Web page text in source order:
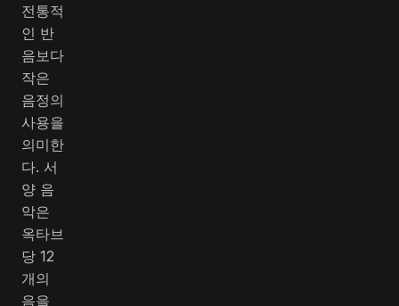
전통적
인 반
음보다
작은
음정의
사용을
의미한
다. 서
양 음
악은
옥타브
당 12
개의
음을